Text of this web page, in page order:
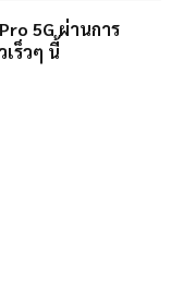
5G ผ่านการ
ร็วๆ นี้